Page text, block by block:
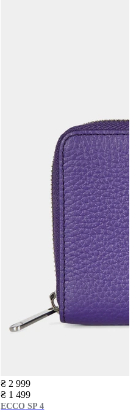
₴ 2 999
₴ 1 499
ECCO SP 4